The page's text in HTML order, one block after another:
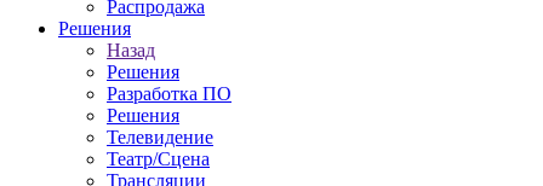
Распродажа
Решения
Назад
Решения
Разработка ПО
Решения
Телевидение
Театр/Сцена
Трансляции